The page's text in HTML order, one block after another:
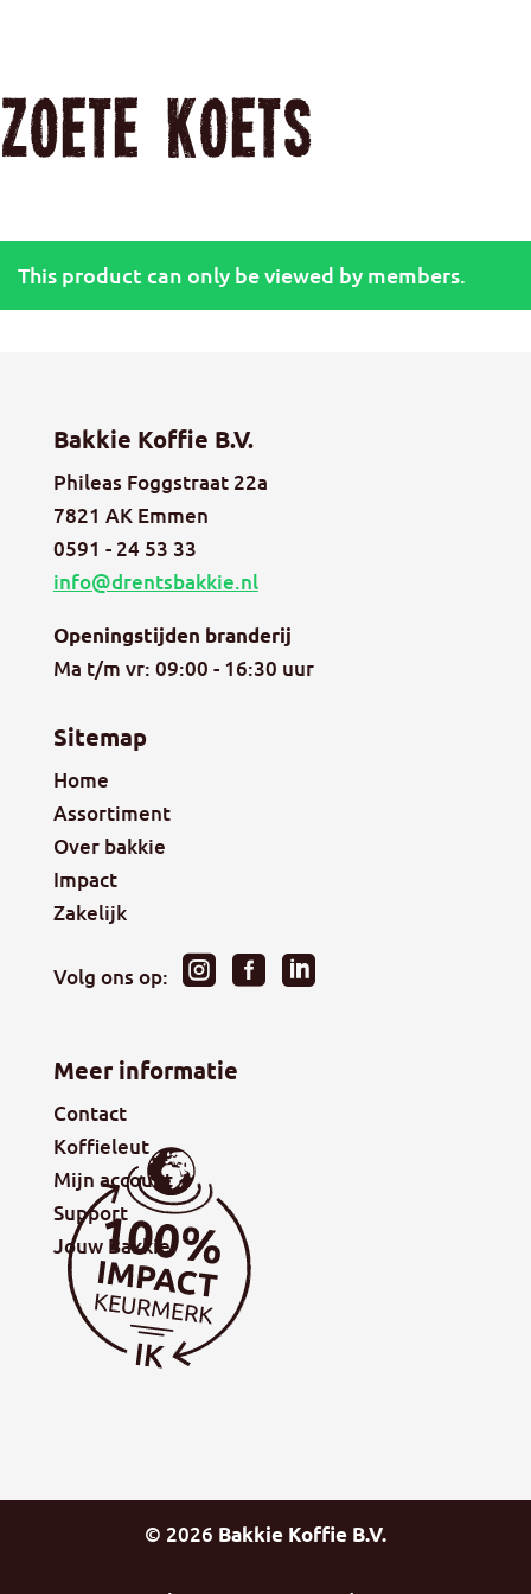
Zoete Koets
This product can only be viewed by members.
Bakkie Koffie B.V.
Phileas Foggstraat 22a
7821 AK Emmen
0591 - 24 53 33
info@drentsbakkie.nl
Openingstijden branderij
Ma t/m vr: 09:00 - 16:30 uur
Sitemap
Home
Assortiment
Over bakkie
Impact
Zakelijk
Volg ons op:   
Meer informatie
Contact
Koffieleut
Mijn account
Support
Jouw Bakkie
© 2026 Bakkie Koffie B.V.